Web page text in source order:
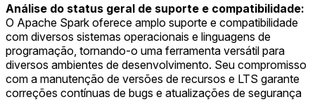
Análise do status geral de suporte e compatibilidade:
O Apache Spark oferece amplo suporte e compatibilidade
com diversos sistemas operacionais e linguagens de
programação, tornando-o uma ferramenta versátil para
diversos ambientes de desenvolvimento. Seu compromisso
com a manutenção de versões de recursos e LTS garante
correções contínuas de bugs e atualizações de segurança